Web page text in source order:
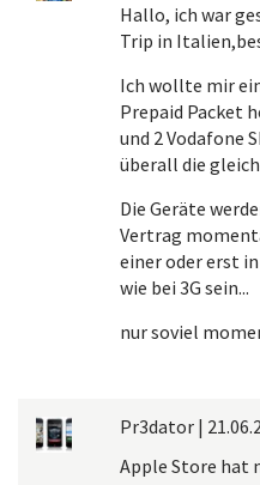
Hallo, ich war
Trip in
Ich wollte mir
Prepaid Packet
und 2 Vodafone
überall die
Die Geräte
Vertrag
einer oder erst
wie bei 3G sein...
nur soviel
Pr3dator |
Apple Store hat